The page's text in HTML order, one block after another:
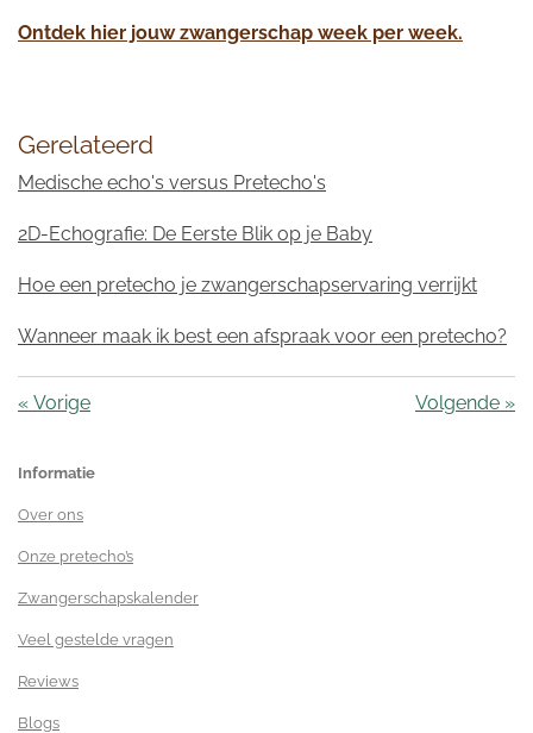
Ontdek hier jouw zwangerschap week per week.
Gerelateerd
Medische echo's versus Pretecho's
2D-Echografie: De Eerste Blik op je Baby
Hoe een pretecho je zwangerschapservaring verrijkt
Wanneer maak ik best een afspraak voor een pretecho?
« Vorige Volgende »
Informatie
Over ons
Onze pretecho’s
Zwangerschapskalender
Veel gestelde vragen
Reviews
Blogs